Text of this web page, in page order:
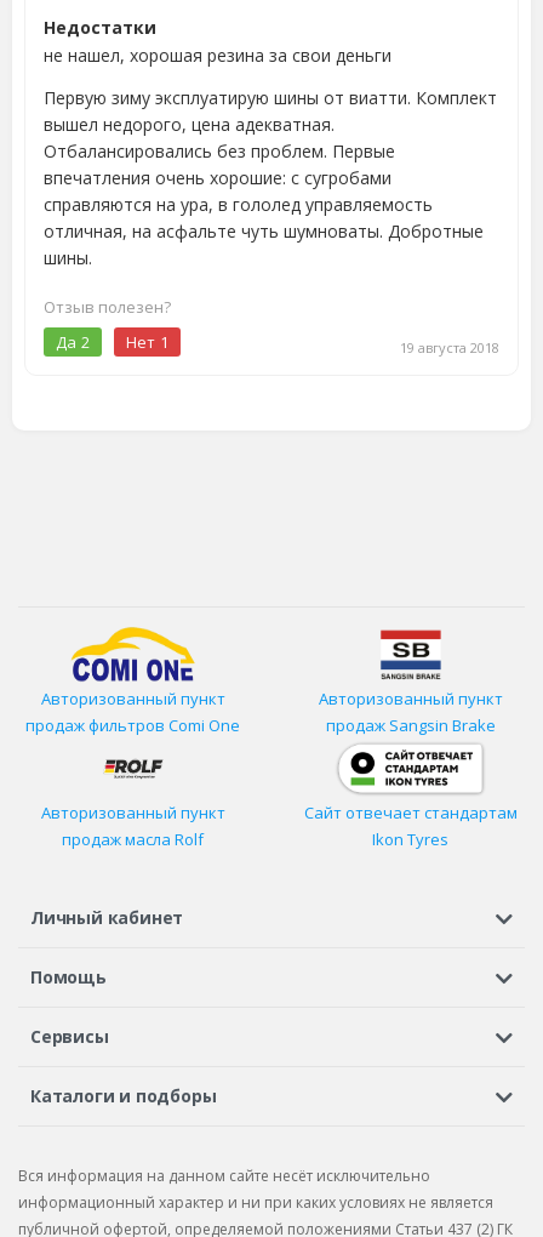
19 августа 2018
Недостатки
не нашел, хорошая резина за свои деньги
Первую зиму эксплуатирую шины от виатти. Комплект
вышел недорого, цена адекватная.
Отбалансировались без проблем. Первые
впечатления очень хорошие: с сугробами
справляются на ура, в гололед управляемость
отличная, на асфальте чуть шумноваты. Добротные
шины.
Отзыв полезен?
Да 2 Нет 1
Авторизованный пункт
продаж фильтров Comi One
Авторизованный пункт
продаж Sangsin Brake
Авторизованный пункт
продаж масла Rolf
Сайт отвечает стандартам
Ikon Tyres
Личный кабинет
Регистрация или вход
Помощь
Шины в кредит
Сервисы
Автосервисы
Бонусная программа
Рекламации по услугам
Каталоги и подборы
Подбор запчастей
Вся информация на данном сайте несёт исключительно
информационный характер и ни при каких условиях не является
публичной офертой, определяемой положениями Статьи 437 (2) ГК